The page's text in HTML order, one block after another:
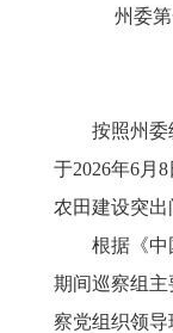
州委第
按照州委
于2026年6月 8
农田建设突出
根据《中
期间巡察组主
察党组织领